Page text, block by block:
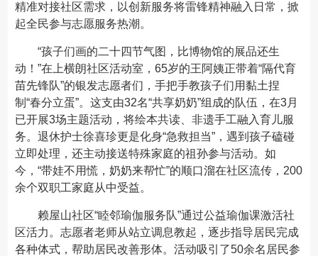
精准对接社区需求，以创新服务将雷锋精神融入日常，掀
起全民参与志愿服务热潮。
“孩子们画的二十四节气图，比博物馆的展品还生
动！”在上横朗社区活动室，65岁的王阿姨正带着“隔代育
苗先锋队”的银发志愿者们，手把手教孩子们用黏土捏
制“春分立蛋”。这支由32名“共享奶奶”组成的队伍，在3月
已开展3场主题活动，将绘本共读、非遗手工融入育儿服
务。退休护士徐喜珍更是化身“急救担当”，遇到孩子磕碰
立即处理，还主动接送特殊家庭的祖孙参与活动。如
今，“带娃不用慌，奶奶来帮忙”的顺口溜在社区流传，200
余个双职工家庭从中受益。
赖屋山社区“睦邻瑜伽服务队”通过公益瑜伽课激活社
区活力。志愿者老师从站立调息教起，逐步指导居民完成
各种体式，帮助居民改善形体。活动吸引了50余名居民参